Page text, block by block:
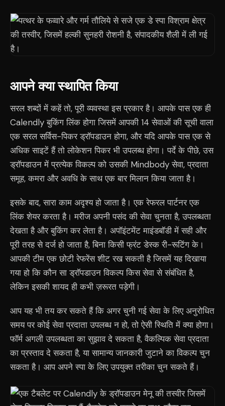
आपने क्या स्थापित किया
सरल शब्दों में कहें तो, पूरी व्यवस्था इस प्रकार है। आपके पास एक ही
Calendly बुकिंग लिंक होगा जिसमें आपकी 14 सेवाओं की सूची वाला
एक सरल सर्विस-पिकर ड्रॉपडाउन होगा, और यदि आपके पास एक से
अधिक साइटें हैं तो लोकेशन पिकर भी उपलब्ध होगा। पर्दे के पीछे, उस
ड्रॉपडाउन में प्रत्येक विकल्प को उसकी Mindbody सेवा, प्रदाता
समूह, कमरा और अवधि के साथ एक बार मिलान किया जाता है।
इसके बाद, सारा काम अदृश्य हो जाता है। एक रेफरल पार्टनर एक
लिंक शेयर करता है। मरीज अपनी पसंद की सेवा चुनता है, उपलब्धता
देखता है और बुकिंग कर लेता है। अपॉइंटमेंट माइंडबॉडी में सही और
पूरी तरह से दर्ज हो जाता है, बिना किसी फ्रंट डेस्क री-रूटिंग के।
आपकी टीम एक छोटी रेफरेंस शीट रख सकती है जिसमें यह दिखाया
गया हो कि कौन सा ड्रॉपडाउन विकल्प किस सेवा से संबंधित है,
लेकिन इसकी शायद ही कभी ज़रूरत पड़ेगी।
आप यह भी तय कर सकते हैं कि अगर चुनी गई सेवा के लिए अनुरोधित
समय पर कोई सेवा प्रदाता उपलब्ध न हो, तो ऐसी स्थिति में क्या होगा।
फॉर्म अगली उपलब्धता का सुझाव दे सकता है, वैकल्पिक सेवा प्रदाता
का प्रस्ताव दे सकता है, या सामान्य जानकारी जुटाने का विकल्प चुन
सकता है। आप अपने स्पा के लिए उपयुक्त तरीका चुन सकते हैं।